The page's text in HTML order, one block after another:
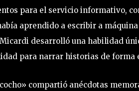
para el servicio informativo,
aprendido a escribir a
desarrolló una habilidad
para narrar historias de forma
compartió anécdotas